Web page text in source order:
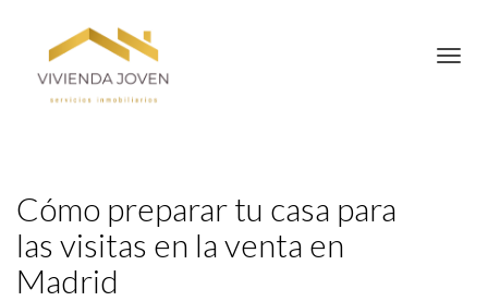
Cómo preparar tu casa para
las visitas en la venta en
Madrid